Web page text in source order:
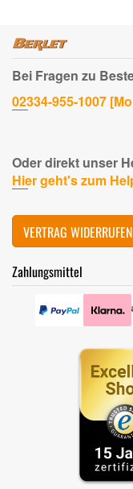
Bei Fragen zu
02334-955-1007
Oder direkt unser
Hier geht's zum
VERTRAG WIDERRUFEN
Zahlungsmittel